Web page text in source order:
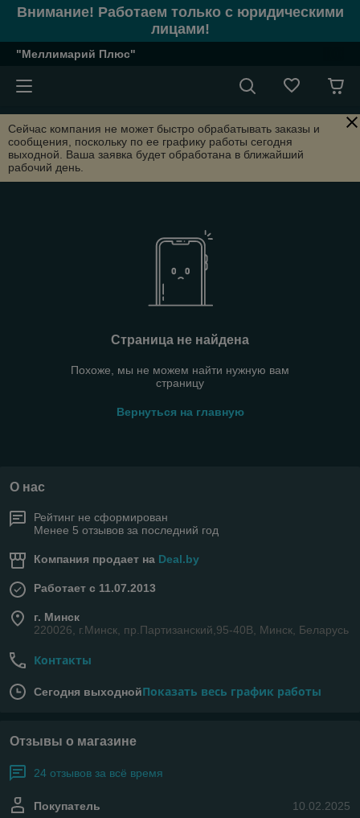
Внимание! Работаем только с юридическими
лицами!
"Меллимарий Плюс"
Сейчас компания не может быстро обрабатывать заказы и
сообщения, поскольку по ее графику работы сегодня
выходной. Ваша заявка будет обработана в ближайший
рабочий день.
Страница не найдена
Похоже, мы не можем найти нужную вам
страницу
Вернуться на главную
О нас
Рейтинг не сформирован
Менее 5 отзывов за последний год
Компания продает на Deal.by
Работает с 11.07.2013
г. Минск
220026, г.Минск, пр.Партизанский,95-40В, Минск, Беларусь
Контакты
Сегодня выходнойПоказать весь график работы
Отзывы о магазине
24 отзывов за всё время
10.02.2025
Покупатель